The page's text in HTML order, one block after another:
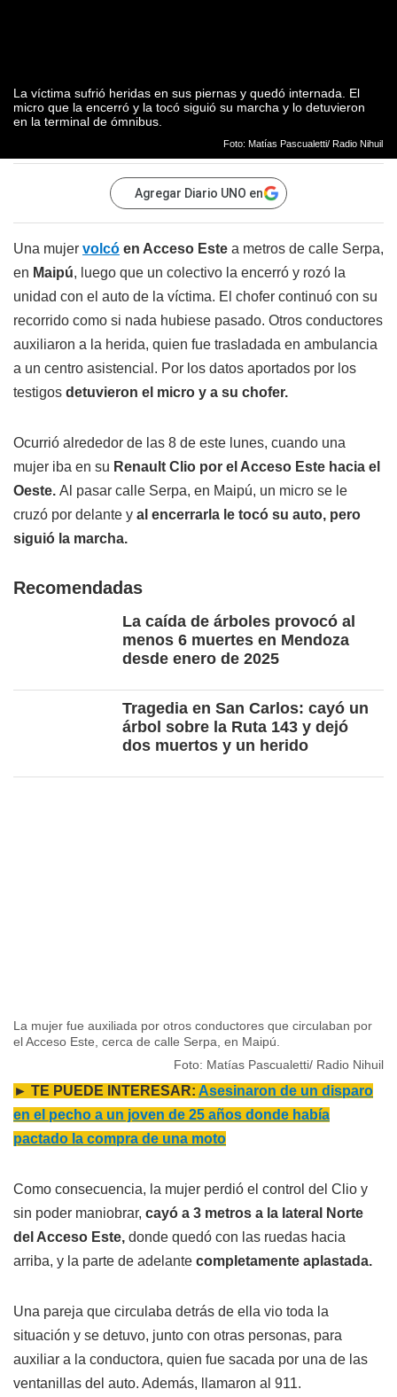
La víctima sufrió heridas en sus piernas y quedó internada. El
micro que la encerró y la tocó siguió su marcha y lo detuvieron
en la terminal de ómnibus.
Foto: Matías Pascualetti/ Radio Nihuil
Agregar Diario UNO en
Una mujer volcó en Acceso Este a metros de calle Serpa,
en Maipú, luego que un colectivo la encerró y rozó la
unidad con el auto de la víctima. El chofer continuó con su
recorrido como si nada hubiese pasado. Otros conductores
auxiliaron a la herida, quien fue trasladada en ambulancia
a un centro asistencial. Por los datos aportados por los
testigos detuvieron el micro y a su chofer.
Ocurrió alrededor de las 8 de este lunes, cuando una
mujer iba en su Renault Clio por el Acceso Este hacia el
Oeste. Al pasar calle Serpa, en Maipú, un micro se le
cruzó por delante y al encerrarla le tocó su auto, pero
siguió la marcha.
Recomendadas
La caída de árboles provocó al
menos 6 muertes en Mendoza
desde enero de 2025
Tragedia en San Carlos: cayó un
árbol sobre la Ruta 143 y dejó
dos muertos y un herido
La mujer fue auxiliada por otros conductores que circulaban por
el Acceso Este, cerca de calle Serpa, en Maipú.
Foto: Matías Pascualetti/ Radio Nihuil
► TE PUEDE INTERESAR: Asesinaron de un disparo
en el pecho a un joven de 25 años donde había
pactado la compra de una moto
Como consecuencia, la mujer perdió el control del Clio y
sin poder maniobrar, cayó a 3 metros a la lateral Norte
del Acceso Este, donde quedó con las ruedas hacia
arriba, y la parte de adelante completamente aplastada.
Una pareja que circulaba detrás de ella vio toda la
situación y se detuvo, junto con otras personas, para
auxiliar a la conductora, quien fue sacada por una de las
ventanillas del auto. Además, llamaron al 911.